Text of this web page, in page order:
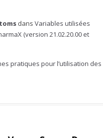
dans Variables utilisées
(version 21.02.20.00 et
pratiques pour l’utilisation des